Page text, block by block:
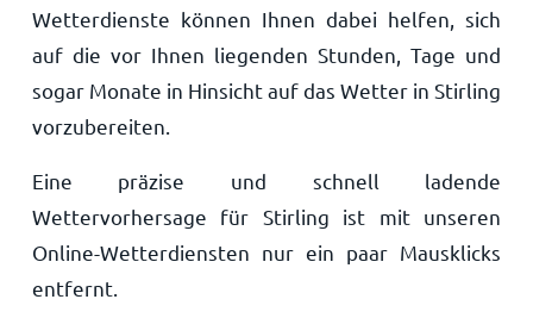
Wetterdienste können Ihnen dabei helfen, sich
auf die vor Ihnen liegenden Stunden, Tage und
sogar Monate in Hinsicht auf das Wetter in Stirling
vorzubereiten.
Eine präzise und schnell ladende
Wettervorhersage für Stirling ist mit unseren
Online-Wetterdiensten nur ein paar Mausklicks
entfernt.